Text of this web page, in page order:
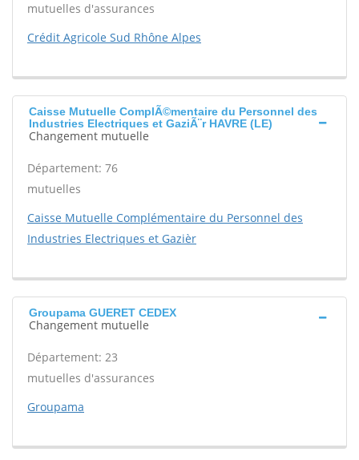
mutuelles d'assurances
Crédit Agricole Sud Rhône Alpes
Caisse Mutuelle ComplÃ©mentaire du Personnel des
Industries Electriques et GaziÃ¨r HAVRE (LE)
Changement mutuelle
Département: 76
mutuelles
Caisse Mutuelle Complémentaire du Personnel des
Industries Electriques et Gazièr
Groupama GUERET CEDEX
Changement mutuelle
Département: 23
mutuelles d'assurances
Groupama